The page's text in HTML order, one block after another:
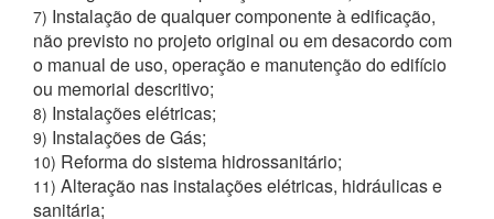
7) Instalação de qualquer componente à edificação,
não previsto no projeto original ou em desacordo com
o manual de uso, operação e manutenção do edifício
ou memorial descritivo;
8) Instalações elétricas;
9) Instalações de Gás;
10) Reforma do sistema hidrossanitário;
11) Alteração nas instalações elétricas, hidráulicas e
sanitária;